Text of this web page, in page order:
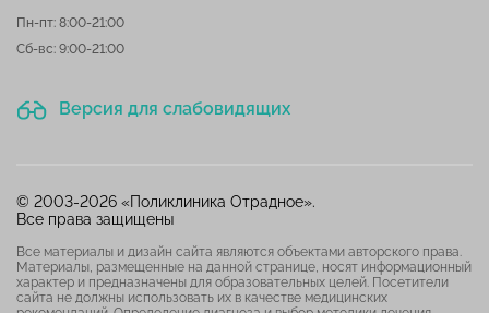
Пн-пт: 8:00-21:00
Сб-вс: 9:00-21:00
Версия для слабовидящих
© 2003-2026 «Поликлиника Отрадное».
Все права защищены
Все материалы и дизайн сайта являются объектами авторского права.
Материалы, размещенные на данной странице, носят информационный
характер и предназначены для образовательных целей. Посетители
сайта не должны использовать их в качестве медицинских